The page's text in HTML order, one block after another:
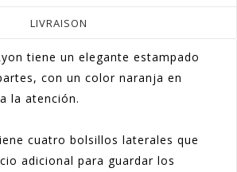
LIVRAISON
tiene un elegante estampado
con un color naranja en
la atención.
cuatro bolsillos laterales que
adicional para guardar los